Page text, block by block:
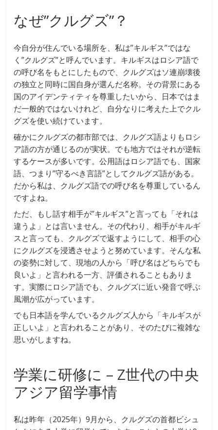
なぜ”クルグズ”？
今自分が住んでいる場所を、私は”キルギス”ではな
く”クルグズ”と呼んでいます。キルギスはロシア語で
の呼び名をもとにしたもので、クルグズはソ連崩壊後
の独立と同時に国自身が選んだ名称。その背景にある
国のアイデンティティを尊重したいから、日本ではま
だ一般的ではないけれど、自分なりに考えた上でクル
グズを使い続けています。
確かにクルグズの都市部では、クルグズ語よりもロシ
ア語の方が通じるのが実状。でも地方ではそれが逆転
するケースが多いです。公用語はロシア語でも、国家
語、つまり”守るべき言語”としてクルグズ語がある。
だから私は、クルグズ語での呼び名を尊重しているん
ですよね。
ただ、もし話す相手が”キルギス”と言っても「それは
違うよ」とは言いません。その代わり、相手がキルギ
スと言っても、クルグズで返すようにして、相手の心
にクルグズを浸透させようと努めています。そんな私
の姿勢に対して、現地の人から「呼び名はどちらでも
良いよ」と言われる一方、評価されることもありま
す。実際にロシア語でも、クルグズに近い発音で呼ぶ
風潮が広がっています。
でも日本語を学んでいるクルグズ人から「キルギスが
正しいよ」と言われることがあり、そのたびに複雑な
思いがしますね。
学業に研修に – Z世代の中央
アジア留学事情
私は昨年（2025年）9月から、クルグズの首都ビシュ